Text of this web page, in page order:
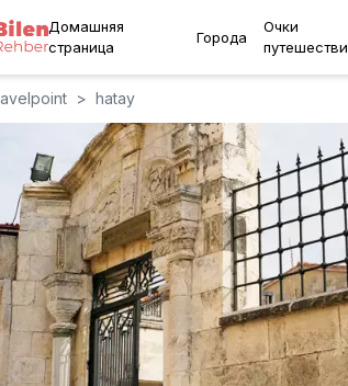
Домашняя
страница
Города
Очки
> hatay